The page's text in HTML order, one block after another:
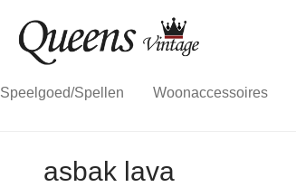
Speelgoed/Spellen Woonaccessoires
asbak lava